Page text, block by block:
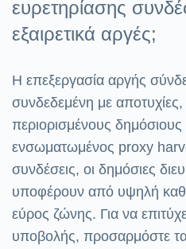
ευρετηρίασης
εξαιρετικά αργές;
Η επεξεργασία αργής
συνδεδεμένη με
περιορισμένους
ενσωματωμένος proxy
συνδέσεις, οι δημόσιες
υποφέρουν από υψηλή
εύρος ζώνης. Για να
υποβολής, προσαρμόστε